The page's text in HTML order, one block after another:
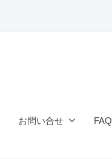
お問い合せ FAQ